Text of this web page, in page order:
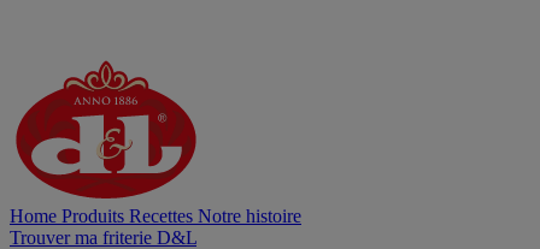
Home Produits Recettes Notre histoire
Trouver ma friterie D&L